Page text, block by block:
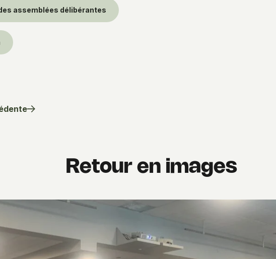
assemblées délibérantes
Retour en images